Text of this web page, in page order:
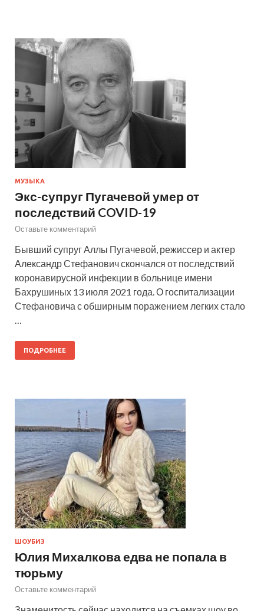
МУЗЫКА
Экс-супруг Пугачевой умер от
последствий COVID-19
Оставьте комментарий
Бывший супруг Аллы Пугачевой, режиссер и актер
Александр Стефанович скончался от последствий
коронавирусной инфекции в больнице имени
Бахрушиных 13 июля 2021 года. О госпитализации
Стефановича с обширным поражением легких стало
ПОДРОБНЕЕ
ШОУБИЗ
Юлия Михалкова едва не попала в
тюрьму
Оставьте комментарий